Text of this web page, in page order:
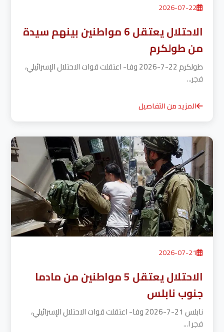
2026-07-22
الاحتلال يعتقل 6 مواطنين بينهم سيدة
من طولكرم
طولكرم 22-7-2026 وفا- اعتقلت قوات الاحتلال الإسرائيلي،
فجر...
المزيد من التفاصيل
2026-07-21
الاحتلال يعتقل 5 مواطنين من مادما
جنوب نابلس
نابلس 21-7-2026 وفا- اعتقلت قوات الاحتلال الإسرائيلي،
فجر ا...